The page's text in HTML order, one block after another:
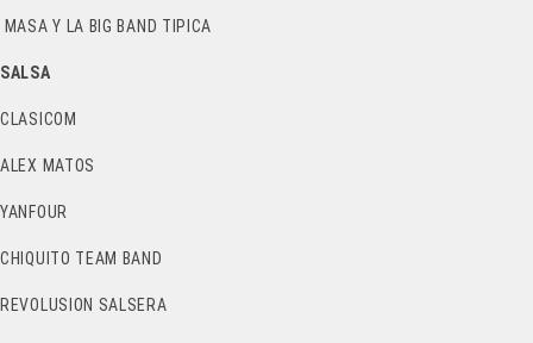
MASA Y LA BIG BAND TIPICA
SALSA
CLASICOM
ALEX MATOS
YANFOUR
CHIQUITO TEAM BAND
REVOLUSION SALSERA